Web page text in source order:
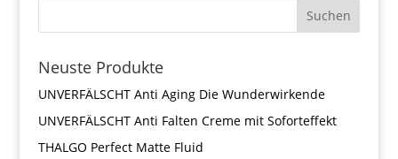
Neuste Produkte
UNVERFÄLSCHT Anti Aging Die Wunderwirkende
UNVERFÄLSCHT Anti Falten Creme mit Soforteffekt
THALGO Perfect Matte Fluid